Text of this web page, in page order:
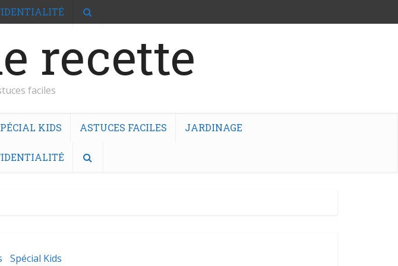
recette
faciles
KIDS ASTUCES FACILES JARDINAGE
Spécial Kids